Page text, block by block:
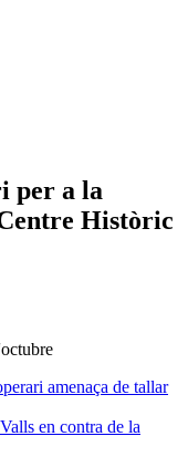
per a la
Històric
amenaça de tallar
en contra de la